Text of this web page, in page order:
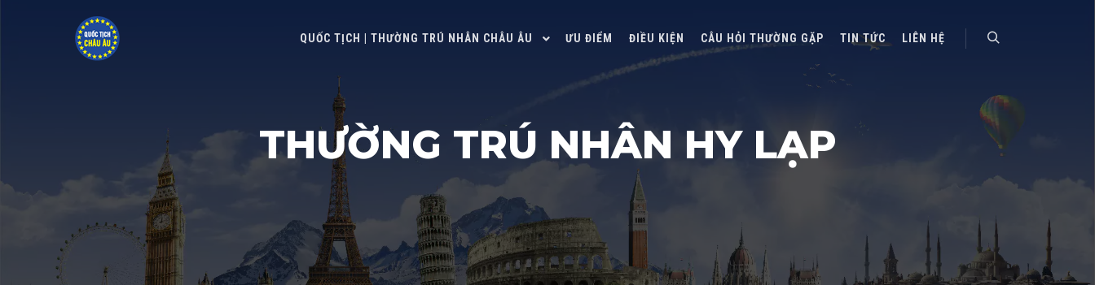
QUỐC TỊCH | THƯỜNG TRÚ NHÂN CHÂU ÂU ƯU ĐIỂM ĐIỀU KIỆN CÂU HỎI THƯỜNG GẶP TIN TỨC LIÊN HỆ
THƯỜNG TRÚ NHÂN HY LẠP